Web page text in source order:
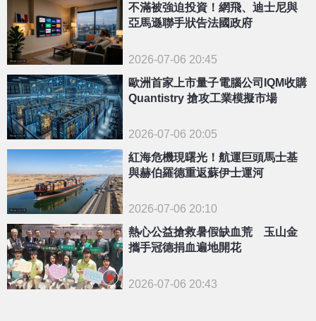
不滿被強迫投資！網飛、迪士尼與
亞馬遜聯手狀告法國政府
2026-07-06 20:45
歐洲首家上市量子電腦公司IQM收購
Quantistry 搶攻工業模擬市場
2026-07-06 20:05
紅海危機現曙光！航運巨頭馬士基
與赫伯羅德重返蘇伊士運河
2026-07-06 20:10
熱心公益搶救暑假缺血荒 玉山金
攜手冠德捐血遍地開花
2026-07-06 20:43